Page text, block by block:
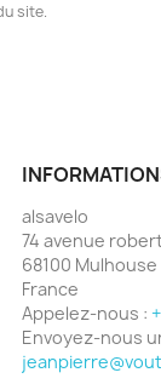
site.
alsavelo
74 avenue
68100 Mulhouse
France
Appelez-nous :
Envoyez-nous